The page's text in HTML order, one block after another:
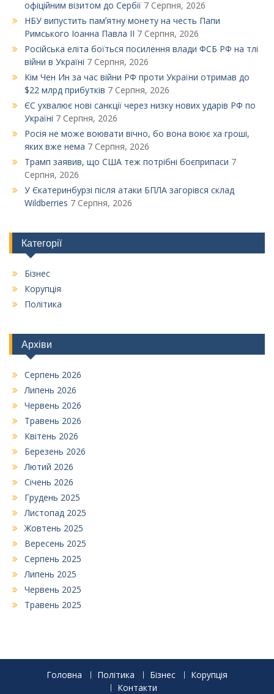
офіційним візитом до Сербії 7 Серпня, 2026
НБУ випустить памʼятну монету на честь Папи
Римського Іоанна Павла ІІ 7 Серпня, 2026
Російська еліта боїться посилення влади ФСБ РФ на тлі
війни в Україні 7 Серпня, 2026
Кім Чен Ин за час війни РФ проти України отримав до
$22 млрд прибутків 7 Серпня, 2026
ЄС ухвалює нові санкції через низку нових ударів РФ по
Україні 7 Серпня, 2026
Росія не може воювати вічно, бо вона воює ха гроші,
яких вже нема 7 Серпня, 2026
Трамп заявив, що США теж потрібні боєприпаси 7
Серпня, 2026
У Єкатеринбурзі після атаки БПЛА загорівся склад
Wildberries 7 Серпня, 2026
Категорії
Бізнес
Корупція
Політика
Архіви
Серпень 2026
Липень 2026
Червень 2026
Травень 2026
Квітень 2026
Березень 2026
Лютий 2026
Січень 2026
Грудень 2025
Листопад 2025
Жовтень 2025
Вересень 2025
Серпень 2025
Липень 2025
Червень 2025
Травень 2025
Головна Політика Бізнес
Корупція
Контакти